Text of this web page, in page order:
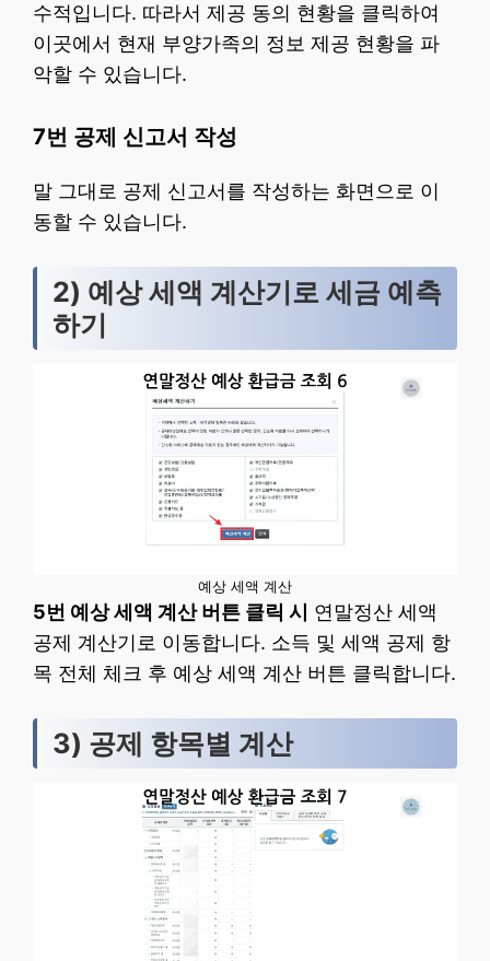
수적입니다. 따라서 제공 동의 현황을 클릭하여
이곳에서 현재 부양가족의 정보 제공 현황을 파
악할 수 있습니다.
7번 공제 신고서 작성
말 그대로 공제 신고서를 작성하는 화면으로 이
동할 수 있습니다.
2) 예상 세액 계산기로 세금 예측
하기
예상 세액 계산
5번 예상 세액 계산 버튼 클릭 시 연말정산 세액
공제 계산기로 이동합니다. 소득 및 세액 공제 항
목 전체 체크 후 예상 세액 계산 버튼 클릭합니다.
3) 공제 항목별 계산